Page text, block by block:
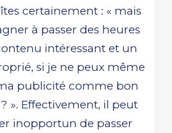
certainement : « mais
à passer des heures
intéressant et un
si je ne peux même
publicité comme bon
». Effectivement, il peut
inopportun de passer